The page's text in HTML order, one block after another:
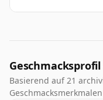
Basierend auf 21
Geschmacksmerkmalen